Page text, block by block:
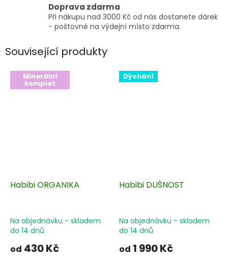
Doprava zdarma
Při nákupu nad 3000 Kč od nás dostanete dárek
- poštovné na výdejní místo zdarma.
Související produkty
Minerální
komplet
Habibi ORGANIKA
Na objednávku - skladem
do 14 dnů
od 430 Kč
Dýchání
Habibi DUŠNOST
Na objednávku - skladem
do 14 dnů
od 1 990 Kč